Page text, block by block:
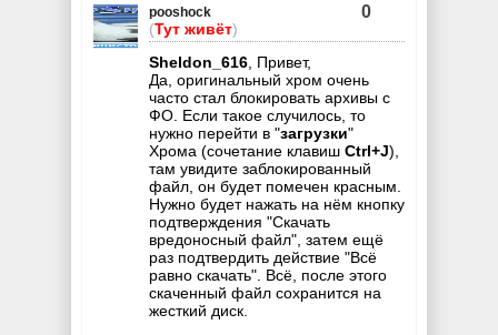
pooshock
(Тут живёт)
0
Sheldon_616 , Привет,
Да, оригинальный хром очень
часто стал блокировать архивы с
ФО. Если такое случилось, то
нужно перейти в "загрузки"
Хрома (сочетание клавиш Ctrl+J),
там увидите заблокированный
файл, он будет помечен красным.
Нужно будет нажать на нём кнопку
подтверждения "Скачать
вредоносный файл", затем ещё
раз подтвердить действие "Всё
равно скачать". Всё, после этого
скаченный файл сохранится на
жесткий диск.